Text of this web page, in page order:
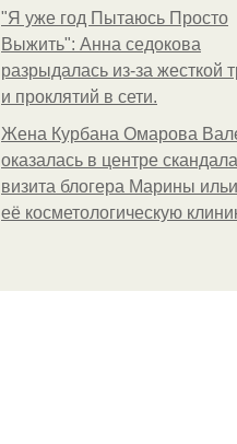
"Я уже год Пытаюсь Просто
Выжить": Анна седокова
разрыдалась из-за жесткой
и проклятий в сети.
Жена Курбана Омарова
оказалась в центре
визита блогера Марины
её косметологическую